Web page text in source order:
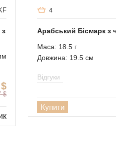
з
$
$
4
Арабський Бісмарк з
Маса: 18.5 г
Довжина: 19.5 см
Відгуки
Купити